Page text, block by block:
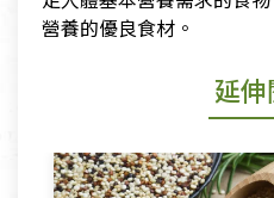
營養的優良食材。
延